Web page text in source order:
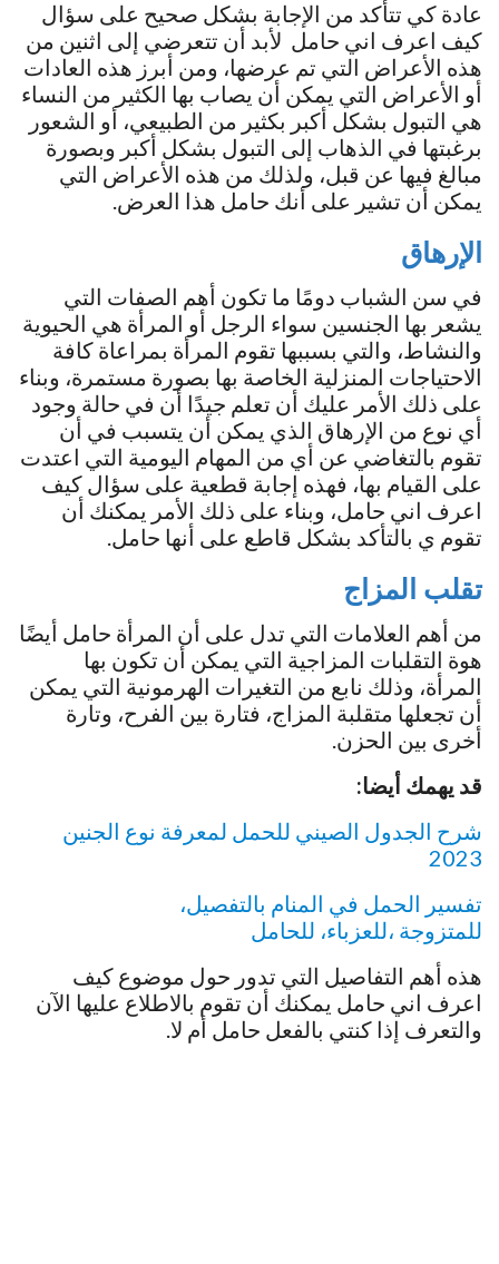
عادة كي تتأكد من الإجابة بشكل صحيح على سؤال
كيف اعرف اني حامل لأبد أن تتعرضي إلى اثنين من
هذه الأعراض التي تم عرضها، ومن أبرز هذه العادات
أو الأعراض التي يمكن أن يصاب بها الكثير من النساء
هي التبول بشكل أكبر بكثير من الطبيعي، أو الشعور
برغبتها في الذهاب إلى التبول بشكل أكبر وبصورة
مبالغ فيها عن قبل، ولذلك من هذه الأعراض التي
يمكن أن تشير على أنك حامل هذا العرض.
الإرهاق
في سن الشباب دومًا ما تكون أهم الصفات التي
يشعر بها الجنسين سواء الرجل أو المرأة هي الحيوية
والنشاط، والتي بسببها تقوم المرأة بمراعاة كافة
الاحتياجات المنزلية الخاصة بها بصورة مستمرة، وبناء
على ذلك الأمر عليك أن تعلم جيدًا أن في حالة وجود
أي نوع من الإرهاق الذي يمكن أن يتسبب في أن
تقوم بالتغاضي عن أي من المهام اليومية التي اعتدت
على القيام بها، فهذه إجابة قطعية على سؤال كيف
اعرف اني حامل، وبناء على ذلك الأمر يمكنك أن
تقوم ي بالتأكد بشكل قاطع على أنها حامل.
تقلب المزاج
من أهم العلامات التي تدل على أن المرأة حامل أيضًا
هوة التقلبات المزاجية التي يمكن أن تكون بها
المرأة، وذلك نابع من التغيرات الهرمونية التي يمكن
أن تجعلها متقلبة المزاج، فتارة بين الفرح، وتارة
أخرى بين الحزن.
قد يهمك أيضا:
شرح الجدول الصيني للحمل لمعرفة نوع الجنين
2023
تفسير الحمل في المنام بالتفصيل،
للمتزوجة ،للعزباء، للحامل
هذه أهم التفاصيل التي تدور حول موضوع كيف
اعرف اني حامل يمكنك أن تقوم بالاطلاع عليها الآن
والتعرف إذا كنتي بالفعل حامل أم لا.